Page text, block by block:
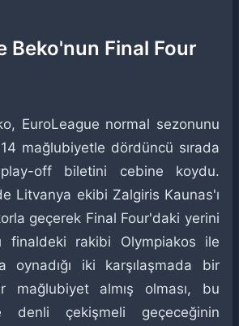
Beko'nun Final Four
EuroLeague normal sezonunu
mağlubiyetle dördüncü sırada
off biletini cebine koydu.
Litvanya ekibi Zalgiris Kaunas'ı
geçerek Final Four'daki yerini
finaldeki rakibi Olympiakos ile
oynadığı iki karşılaşmada bir
mağlubiyet almış olması, bu
denli çekişmeli geçeceğinin